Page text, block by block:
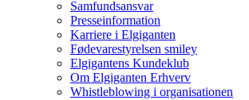
Samfundsansvar
Presseinformation
Karriere i Elgiganten
Fødevarestyrelsen smiley
Elgigantens Kundeklub
Om Elgiganten Erhverv
Whistleblowing i organisationen